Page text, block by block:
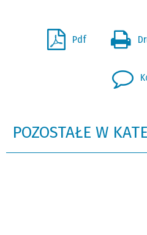
Pdf
POZOSTAŁE W